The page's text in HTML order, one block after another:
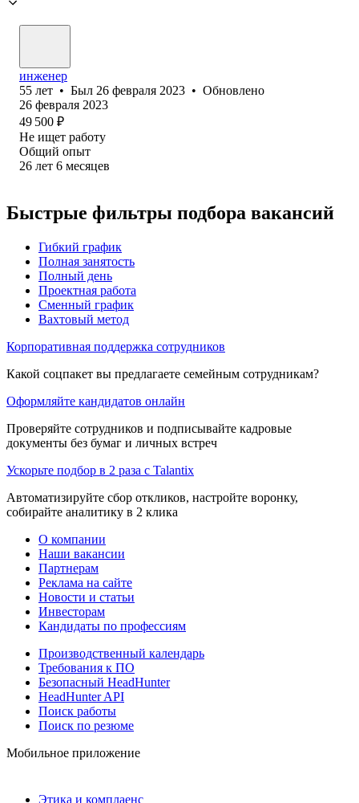
инженер
55 лет • Был 26 февраля 2023 • Обновлено
26 февраля 2023
49 500 ₽
Не ищет работу
Общий опыт
26 лет 6 месяцев
Быстрые фильтры подбора вакансий
Гибкий график
Полная занятость
Полный день
Проектная работа
Сменный график
Вахтовый метод
Корпоративная поддержка сотрудников
Какой соцпакет вы предлагаете семейным сотрудникам?
Оформляйте кандидатов онлайн
Проверяйте сотрудников и подписывайте кадровые
документы без бумаг и личных встреч
Ускорьте подбор в 2 раза с Talantix
Автоматизируйте сбор откликов, настройте воронку,
собирайте аналитику в 2 клика
О компании
Наши вакансии
Партнерам
Реклама на сайте
Новости и статьи
Инвесторам
Кандидаты по профессиям
Производственный календарь
Требования к ПО
Безопасный HeadHunter
HeadHunter API
Поиск работы
Поиск по резюме
Мобильное приложение
Этика и комплаенс